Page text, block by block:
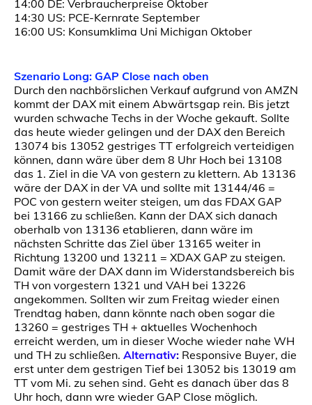
14:00 DE: Verbraucherpreise Oktober
14:30 US: PCE-Kernrate September
16:00 US: Konsumklima Uni Michigan Oktober
Szenario Long: GAP Close nach oben
Durch den nachbörslichen Verkauf aufgrund von AMZN
kommt der DAX mit einem Abwärtsgap rein. Bis jetzt
wurden schwache Techs in der Woche gekauft. Sollte
das heute wieder gelingen und der DAX den Bereich
13074 bis 13052 gestriges TT erfolgreich verteidigen
können, dann wäre über dem 8 Uhr Hoch bei 13108
das 1. Ziel in die VA von gestern zu klettern. Ab 13136
wäre der DAX in der VA und sollte mit 13144/46 =
POC von gestern weiter steigen, um das FDAX GAP
bei 13166 zu schließen. Kann der DAX sich danach
oberhalb von 13136 etablieren, dann wäre im
nächsten Schritte das Ziel über 13165 weiter in
Richtung 13200 und 13211 = XDAX GAP zu steigen.
Damit wäre der DAX dann im Widerstandsbereich bis
TH von vorgestern 1321 und VAH bei 13226
angekommen. Sollten wir zum Freitag wieder einen
Trendtag haben, dann könnte nach oben sogar die
13260 = gestriges TH + aktuelles Wochenhoch
erreicht werden, um in dieser Woche wieder nahe WH
und TH zu schließen. Alternativ: Responsive Buyer, die
erst unter dem gestrigen Tief bei 13052 bis 13019 am
TT vom Mi. zu sehen sind. Geht es danach über das 8
Uhr hoch, dann wre wieder GAP Close möglich.